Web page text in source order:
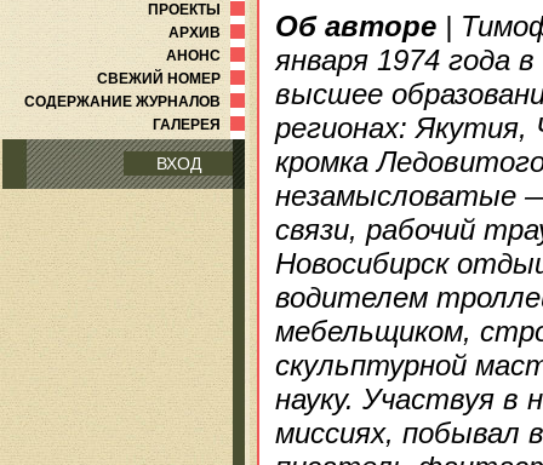
ПРОЕКТЫ
АРХИВ
АНОНС
СВЕЖИЙ НОМЕР
СОДЕРЖАНИЕ ЖУРНАЛОВ
ГАЛЕРЕЯ
ВХОД
Об авторе |
января 1974 года
высшее
регионах:
кромка
незамысловатые —
связи, рабочий
Новосибирск
водителем
мебельщиком,
скульптурной
науку. Участвуя в
миссиях, побывал